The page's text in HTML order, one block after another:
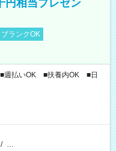
円相当プレゼン
ブランクOK
週払いOK ■扶養内OK ■日
/ …